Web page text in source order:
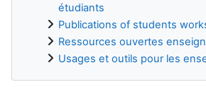
étudiants
Publications of students
Ressources ouvertes
Usages et outils pour les